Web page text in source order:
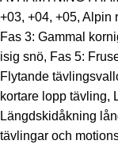
+03, +04, +05, Alpin
Fas 3: Gammal
isig snö, Fas 5:
Flytande
kortare lopp tävling,
Längdskidåkning
tävlingar och